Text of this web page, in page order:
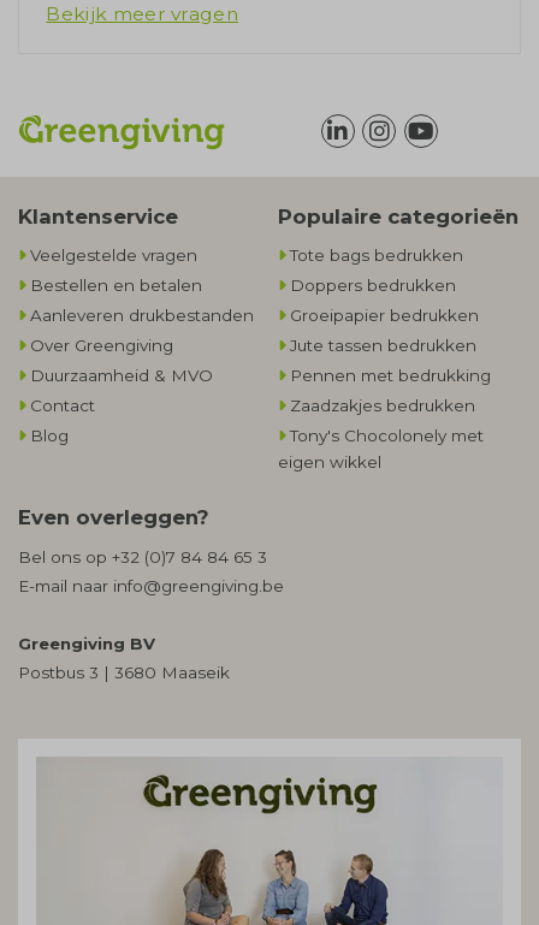
Bekijk meer vragen
Klantenservice
Veelgestelde vragen
Bestellen en betalen
Aanleveren drukbestanden
Over Greengiving
Duurzaamheid & MVO
Contact
Blog
Populaire categorieën
Tote bags bedrukken
Doppers bedrukken
Groeipapier bedrukken
Jute tassen bedrukken
Pennen met bedrukking
Zaadzakjes bedrukken
Tony's Chocolonely met
eigen wikkel
Even overleggen?
Bel ons op +32 (0)7 84 84 65 3
E-mail naar info@greengiving.be
Greengiving BV
Postbus 3 | 3680 Maaseik